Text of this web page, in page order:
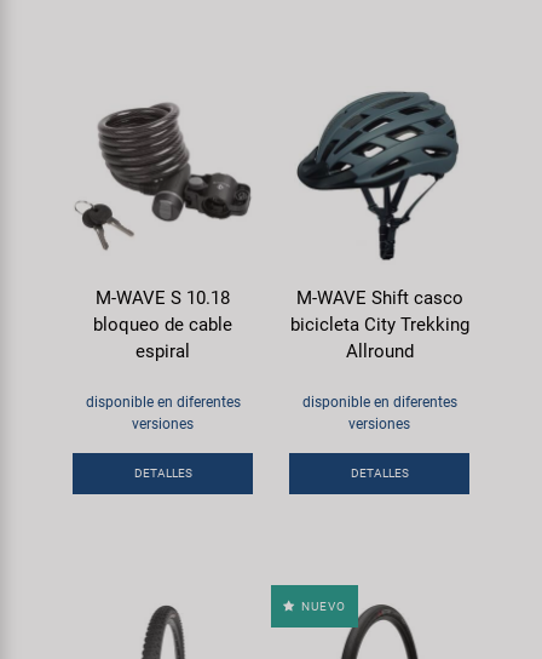
M-WAVE S 10.18
bloqueo de cable
espiral
disponible en diferentes
versiones
DETALLES
M-WAVE Shift casco
bicicleta City Trekking
Allround
disponible en diferentes
versiones
DETALLES
NUEVO